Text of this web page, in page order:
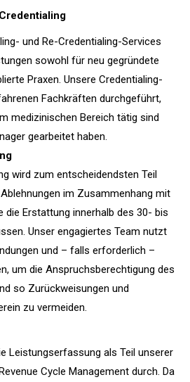
und Re-Credentialing-Services
sowohl für neu gegründete
Praxen. Unsere Credentialing-
Fachkräften durchgeführt,
medizinischen Bereich tätig sind
gearbeitet haben.
wird zum entscheidendsten Teil
im Zusammenhang mit
die Erstattung innerhalb des 30- bis
Unser engagiertes Team nutzt
und – falls erforderlich –
um die Anspruchsberechtigung des
so Zurückweisungen und
zu vermeiden.
Leistungserfassung als Teil unserer
Cycle Management durch. Da